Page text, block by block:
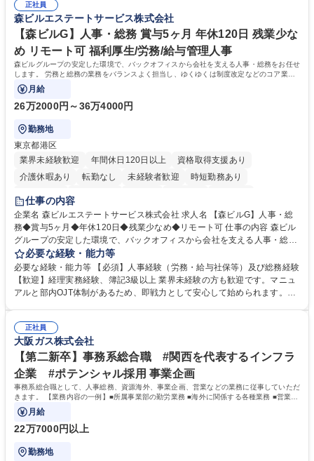
ルプロデュースしているため、商品に関わる全ての業務をサポート頂きま
す。 募集職種 東京都中央区【営業事務・貿易事務】食品商社/残業少なめ/
リモート等相談可
の強み】1991年の設立以来、外食産業を中心としたお客様の多様なニー
ズに沿った冷凍水産物等の生産・輸入・販売を一貫して手掛けています。
自社工場と海外拠点の強固な連携によるワンストップサービスが最大の強
みです。 学歴・資格 学歴：大学院 大学 語学力：英語 資格：
正社員
森ビルエステートサービス株式会社
【森ビルG】人事・総務 賞与5ヶ月 年休120日 残業少な
め リモート可 福利厚生/労務/給与管理人事
森ビルグループの安定した環境で、バックオフィスから会社を支える人事・総務をお任せ
します。 労務と総務の業務をバランスよく担当し、ゆくゆくは制度改定などのコア業務
にも挑戦できる、やりがいある環境です。
月給
26万2000円～36万4000円
勤務地
東京都港区
業界未経験歓迎
年間休日120日以上
資格取得支援あり
介護休暇あり
転勤なし 未経験者歓迎
時短勤務あり
経験者歓迎
完全週休2日制
交通費支給 長期歓迎 駅近5分以内 土日祝休み
仕事の内容
企業名 森ビルエステートサービス株式会社 求人名 【森ビルG】人事・総
務◆賞与5ヶ月◆年休120日◆残業少なめ◆リモート可 仕事の内容 森ビル
グループの安定した環境で、バックオフィスから会社を支える人事・総務
をお任せします。 労務と総務の業務をバランスよく担当し、ゆくゆくは制
度改定などのコア業務にも挑戦できる、やりがいある環境です。 ■勤怠管
理、給与計算、社会保険手続き、年末調整等の労務管理全般 ■入退社手続
き、社内規定の改定や人事制度改定などのコア業務 ■社内イベントの企画
でも質問・相談できる環境が整っているため、安心して成長できます。 募
集職種 【森ビルG】人事・総務◆賞与5ヶ月◆年休120日◆残業少なめ◆
リモート可
必要な経験・能力等
必要な経験・能力等 【必須】人事経験（労務・給与社保等）及び総務経験
【歓迎】経理実務経験、簿記3級以上 業界未経験の方も歓迎です。マニュ
アルと部内OJT体制があるため、即戦力として安心して始められます。
務に挑戦できるため、自身の成長と組織への貢献度をダイレクトに実感で
きます。 残業少なめ、週1日リモート可など、ワークライフバランスを保
ち長期活躍できる環境です。 「これまでの幅広い経験を活かし、長期的な
キャリアを築きたい」という前向きな意欲と挑戦を全力で応援します。 学
歴・資格 学歴：大学院 大学 高専 短大 専修学校 高校 語学力： 資格：日商
簿記検定1級 日商簿記検定2級 日商簿記検定3級
正社員
大阪ガス株式会社
【第二新卒】事務系総合職 #関西を代表するインフラ
企業 #ポテンシャル採用 事業企画
事務系総合職として、人事総務、資源海外、事業企画、営業などの業務に従事していただ
きます。 【業務内容の一例】■所属事業部の勤労業務 ■海外に関係する各種業務 ■営業部
門の企画スタッフ、ルート営業
月給
22万7000円以上
勤務地